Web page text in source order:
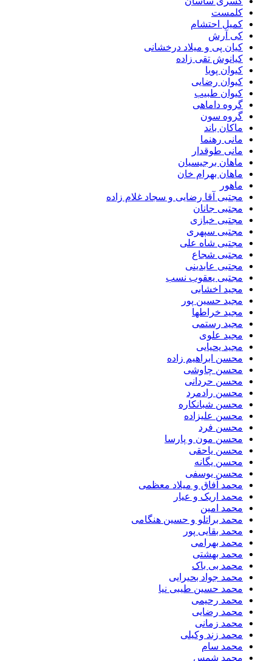
کلمست
کمیل احتشام
کی آرش
کیان پی و میلاد درخشانی
کیانوش تقی زاده
کیوان پویا
کیوان رضایی
کیوان طبیب
گروه داماهی
گروه سون
ماکان باند
مانی رهنما
مانی طوقدار
ماهان برجیسیان
ماهان بهرام خان
ماهور
مجتبی آقا رضایی و سجاد غلام زاده
مجتبی جانان
مجتبی خبازی
مجتبی سپهری
مجتبی شاه علی
مجتبی شجاع
مجتبی عابدینی
مجتبی یعقوب نسب
مجید اخشابی
مجید حسین پور
مجید خراطها
مجید رستمی
مجید علوی
مجید یحیایی
محسن ابراهیم زاده
محسن چاوشی
محسن حردانی
محسن رادمرد
محسن شبانکاره
محسن علیزاده
محسن فرد
محسن مون و پارسا
محسن یاحقی
محسن یگانه
محسن یوسفی
محمد آفاق و میلاد معظمی
محمد اریک و عیار
محمد امین
محمد براتلو و حسین هنگامی
محمد بقایی پور
محمد بهرامی
محمد بهشتی
محمد بی باک
محمد جواد بحیرایی
محمد حسین طیبی نیا
محمد رحیمی
محمد رضایی
محمد زمانی
محمد زند وکیلی
محمد سام
محمد شمس